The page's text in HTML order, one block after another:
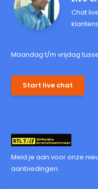
Chat
Maandag t/m vrijdag
Start live chat
Meld je aan voor onze
aanbiedingen.